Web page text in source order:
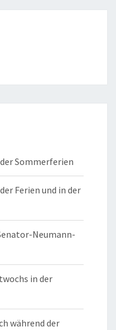
Sommerferien
Ferien und in der
Neumann-
in der
während der